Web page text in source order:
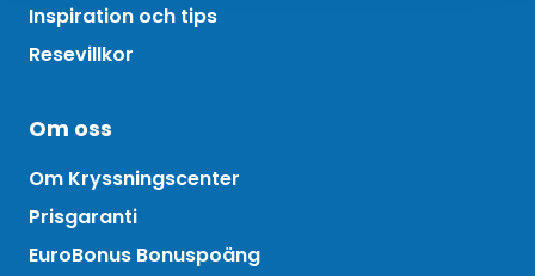
Inspiration och tips
Resevillkor
Om oss
Om Kryssningscenter
Prisgaranti
EuroBonus Bonuspoäng